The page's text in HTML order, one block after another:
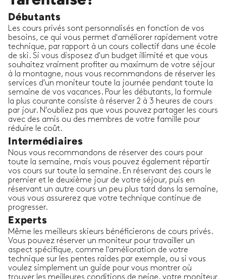
Débutants
Les cours privés sont personnalisés en fonction de vos
besoins, ce qui vous permet d'améliorer rapidement votre
technique, par rapport à un cours collectif dans une école
de ski. Si vous disposez d'un budget illimité et que vous
souhaitez vraiment profiter au maximum de votre séjour
à la montagne, nous vous recommandons de réserver les
services d'un moniteur toute la journée pendant toute la
semaine de vos vacances. Pour les débutants, la formule
la plus courante consiste à réserver 2 à 3 heures de cours
par jour. N'oubliez pas que vous pouvez partager les cours
avec des amis ou des membres de votre famille pour
réduire le coût.
Intermédiaires
Nous vous recommandons de réserver des cours pour
toute la semaine, mais vous pouvez également répartir
vos cours sur toute la semaine. En réservant des cours le
premier et le deuxième jour de votre séjour, puis en
réservant un autre cours un peu plus tard dans la semaine,
vous vous assurerez que votre technique continue de
progresser.
Experts
Même les meilleurs skieurs bénéficierons de cours privés.
Vous pouvez réserver un moniteur pour travailler un
aspect spécifique, comme l'amélioration de votre
technique sur les pentes raides par exemple, ou si vous
voulez simplement un guide pour vous montrer où
trouver les meilleures conditions de neige, votre moniteur